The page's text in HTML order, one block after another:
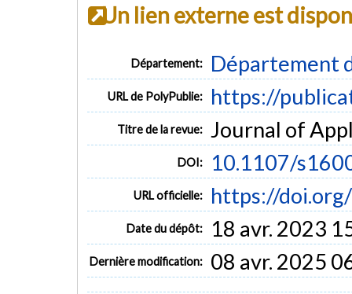
Un lien externe est
Département: Département
URL de PolyPublie: https://
Titre de la revue: Journal of
DOI: 10.1107/
URL officielle: https://
Date du dépôt: 18 avr. 2023
Dernière modification: 08 avr. 2025